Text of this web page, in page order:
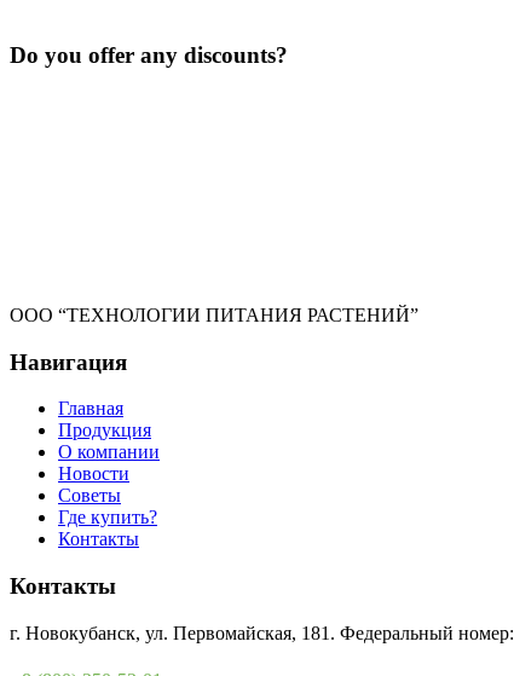
Do you offer any discounts?
ООО “ТЕХНОЛОГИИ ПИТАНИЯ РАСТЕНИЙ”
Навигация
Главная
Продукция
О компании
Новости
Советы
Где купить?
Контакты
Контакты
г. Новокубанск, ул. Первомайская, 181. Федеральный номер: